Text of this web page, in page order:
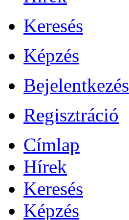
Keresés
Képzés
Bejelentkezés
Regisztráció
Címlap
Hírek
Keresés
Képzés